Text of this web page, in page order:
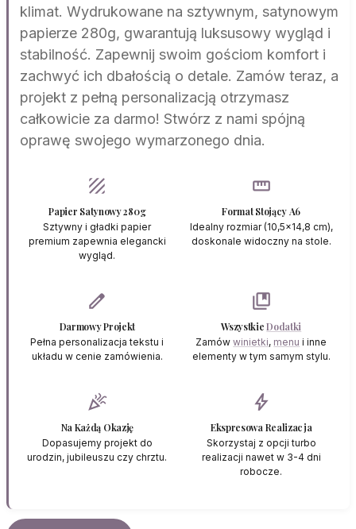
klimat. Wydrukowane na sztywnym, satynowym
papierze 280g, gwarantują luksusowy wygląd i
stabilność. Zapewnij swoim gościom komfort i
zachwyć ich dbałością o detale. Zamów teraz, a
projekt z pełną personalizacją otrzymasz
całkowicie za darmo! Stwórz z nami spójną
oprawę swojego wymarzonego dnia.
texture
Papier Satynowy 280g
Sztywny i gładki papier
premium zapewnia elegancki
wygląd.
straighten
Format Stojący A6
Idealny rozmiar (10,5x14,8 cm),
doskonale widoczny na stole.
edit
Darmowy Projekt
Pełna personalizacja tekstu i
układu w cenie zamówienia.
collections_bookmark
WszystkieDodatki
Zamówwinietki, menu i inne
elementy w tym samym stylu.
celebration
Na Każdą Okazję
Dopasujemy projekt do
urodzin, jubileuszu czy chrztu.
bolt
Ekspresowa Realizacja
Skorzystaj z opcji turbo
realizacji nawet w 3-4 dni
robocze.